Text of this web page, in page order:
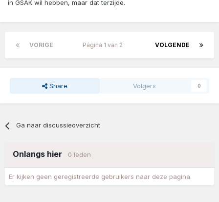
in GSAK wil hebben, maar dat terzijde.
VORIGE VOLGENDE
Pagina 1 van 2
Share Volgers 0
Ga naar discussieoverzicht
Onlangs hier 0 leden
Er kijken geen geregistreerde gebruikers naar deze pagina.